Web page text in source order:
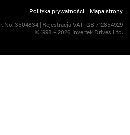
Polityka prywatności
Mapa strony
3504834 | Rejestracja VAT: GB 712854929
© 1998 – 2026 Invertek Drives Ltd.